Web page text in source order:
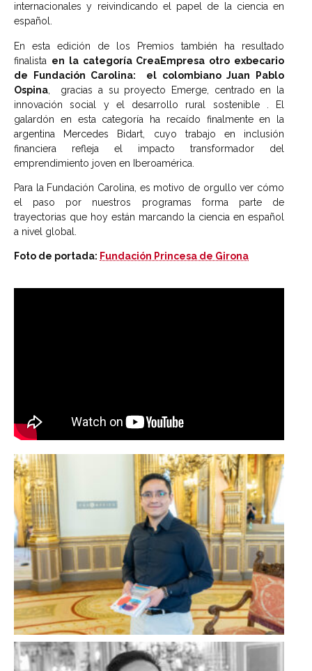
internacionales y reivindicando el papel de la ciencia en
español.
En esta edición de los Premios también ha resultado
finalista en la categoría CreaEmpresa otro exbecario
de Fundación Carolina: el colombiano Juan Pablo
Ospina , gracias a su proyecto Emerge, centrado en la
innovación social y el desarrollo rural sostenible . El
galardón en esta categoría ha recaído finalmente en la
argentina Mercedes Bidart, cuyo trabajo en inclusión
financiera refleja el impacto transformador del
emprendimiento joven en Iberoamérica.
Para la Fundación Carolina, es motivo de orgullo ver cómo
el paso por nuestros programas forma parte de
trayectorias que hoy están marcando la ciencia en español
a nivel global.
Foto de portada: Fundación Princesa de Girona